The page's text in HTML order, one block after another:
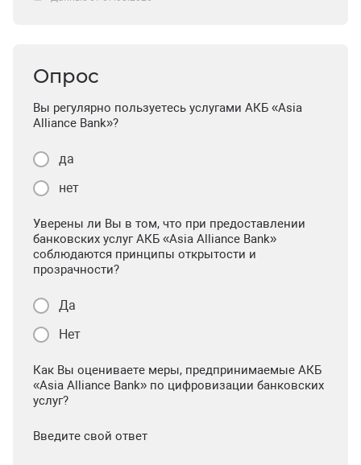
Опрос
Вы регулярно пользуетесь услугами АКБ «Asia
Alliance Bank»?
да
нет
Уверены ли Вы в том, что при предоставлении
банковских услуг АКБ «Asia Alliance Bank»
соблюдаются принципы открытости и
прозрачности?
Да
Нет
Как Вы оцениваете меры, предпринимаемые АКБ
«Asia Alliance Bank» по цифровизации банковских
услуг?
Введите свой ответ